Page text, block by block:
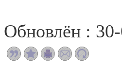
Обновлён :